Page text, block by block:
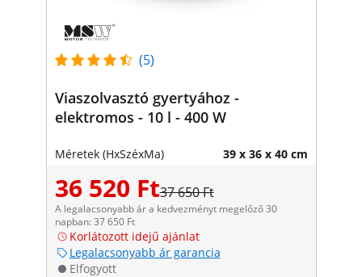
(5)
Viaszolvasztó gyertyához -
elektromos - 10 l - 400 W
Méretek (HxSzéxMa) 39 x 36 x 40 cm
36 520 Ft37 650 Ft
A legalacsonyabb ár a kedvezményt megelőző 30
napban: 37 650 Ft
Korlátozott idejű ajánlat
Legalacsonyabb ár garancia
Elfogyott